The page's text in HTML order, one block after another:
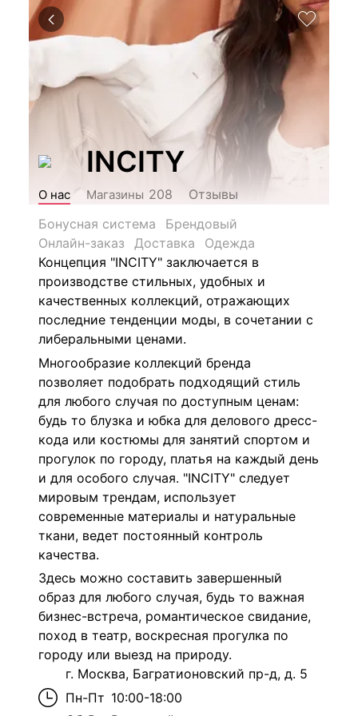
INCITY
О нас Магазины 208
Отзывы
Бонусная система
Брендовый
Онлайн-заказ
Доставка
Одежда
Концепция "INCITY" заключается в
производстве стильных, удобных и
качественных коллекций, отражающих
последние тенденции моды, в сочетании с
либеральными ценами.
Многообразие коллекций бренда
позволяет подобрать подходящий стиль
для любого случая по доступным ценам:
будь то блузка и юбка для делового дресс-
кода или костюмы для занятий спортом и
прогулок по городу, платья на каждый день
и для особого случая. "INCITY" следует
мировым трендам, использует
современные материалы и натуральные
ткани, ведет постоянный контроль
качества.
Здесь можно составить завершенный
образ для любого случая, будь то важная
бизнес-встреча, романтическое свидание,
поход в театр, воскресная прогулка по
городу или выезд на природу.
г. Москва, Багратионовский пр-д, д. 5
Пн-Пт 10:00-18:00